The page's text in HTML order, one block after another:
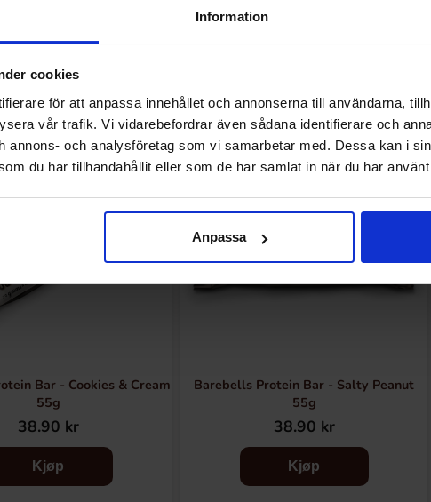
Information
cookies
för att anpassa innehållet och annonserna till användarna,
vår trafik. Vi vidarebefordrar även sådana identifierare och
annons- och analysföretag som vi samarbetar med. Dessa kan i
du har tillhandahållit eller som de har samlat in när du har
Anpassa
Relaterte produkter
Bar - Cookies & Cream
55g
38.90 kr
Kjøp
Barebells Protein Bar - Salty Peanut
55g
38.90 kr
Kjøp